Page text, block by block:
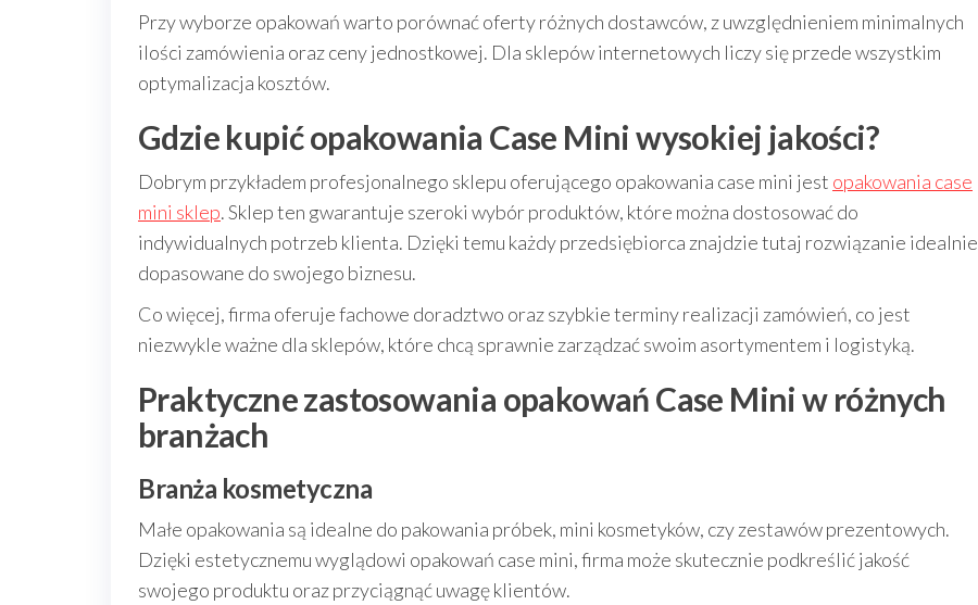
Przy wyborze opakowań warto porównać oferty różnych dostawców, z uwzględnieniem minimalnych
ilości zamówienia oraz ceny jednostkowej. Dla sklepów internetowych liczy się przede wszystkim
optymalizacja kosztów.
Gdzie kupić opakowania Case Mini wysokiej jakości?
Dobrym przykładem profesjonalnego sklepu oferującego opakowania case mini jest opakowania case
mini sklep. Sklep ten gwarantuje szeroki wybór produktów, które można dostosować do
indywidualnych potrzeb klienta. Dzięki temu każdy przedsiębiorca znajdzie tutaj rozwiązanie idealnie
dopasowane do swojego biznesu.
Co więcej, firma oferuje fachowe doradztwo oraz szybkie terminy realizacji zamówień, co jest
niezwykle ważne dla sklepów, które chcą sprawnie zarządzać swoim asortymentem i logistyką.
Praktyczne zastosowania opakowań Case Mini w różnych
branżach
Branża kosmetyczna
Małe opakowania są idealne do pakowania próbek, mini kosmetyków, czy zestawów prezentowych.
Dzięki estetycznemu wyglądowi opakowań case mini, firma może skutecznie podkreślić jakość
swojego produktu oraz przyciągnąć uwagę klientów.